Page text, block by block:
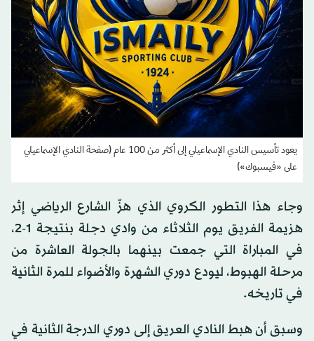
يعود تأسيس النادي الإسماعيلي إلى أكثر من 100 عام (صفحة النادي الإسماعيلي
على «فيسبوك»)
وجاء هذا التطور الكروي الذي هزّ الشارع الرياضي إثر
هزيمة الفريق يوم الثلاثاء من وادي دجلة بنتيجة 1-2،
في المباراة التي جمعت بينهما بالجولة العاشرة من
مرحلة الهبوط، ليودع دوري الشهرة والأضواء للمرة الثانية
في تاريخه.
وسبق أن هبط النادي العريق إلى دوري الدرجة الثانية في